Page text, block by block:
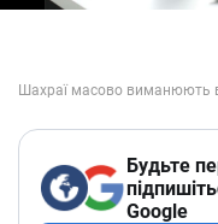
Будьте
Google